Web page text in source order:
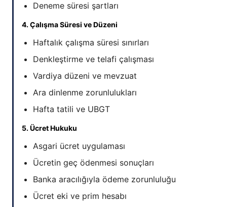
Deneme süresi şartları
4. Çalışma Süresi ve Düzeni
Haftalık çalışma süresi sınırları
Denkleştirme ve telafi çalışması
Vardiya düzeni ve mevzuat
Ara dinlenme zorunlulukları
Hafta tatili ve UBGT
5. Ücret Hukuku
Asgari ücret uygulaması
Ücretin geç ödenmesi sonuçları
Banka aracılığıyla ödeme zorunluluğu
Ücret eki ve prim hesabı